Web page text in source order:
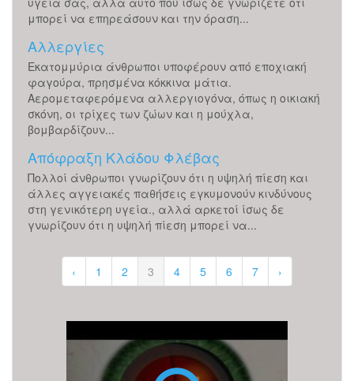
μπορεί να επηρεάσουν και την όραση...
Αλλεργίες
Εκατομμύρια άνθρωποι υποφέρουν από εποχιακή
φαγούρα, πρησμένα κόκκινα μάτια.
Αερομεταφερόμενα αλλεργιογόνα, όπως η οικιακή
σκόνη, οι τρίχες των ζώων και η μούχλα,
βομβαρδίζουν...
Απόφραξη Κλάδου Φλέβας
Πολλοί άνθρωποι γνωρίζουν ότι η υψηλή πίεση και
άλλες αγγειακές παθήσεις εγκυμονούν κινδύνους
στη γενικότερη υγεία., αλλά αρκετοί ίσως δε
γνωρίζουν ότι η υψηλή πίεση μπορεί να...
‹ 1 2 3 4 5 6 7 ›
Επέμβαση
Καταρράκτη